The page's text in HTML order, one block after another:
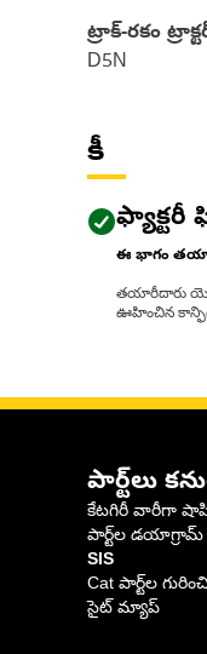
ట్రాక్-రకం
D5N
కీ
ఫ్యాక్టరీ
ఈ భాగం
తయారీదారు
ఊహించిన
పార్ట్‌లు
కేటగిరీ వారీగా
పార్ట్‌ల డయాగ్రామ్
SIS
Cat పార్ట్‌ల
సైట్ మ్యాప్